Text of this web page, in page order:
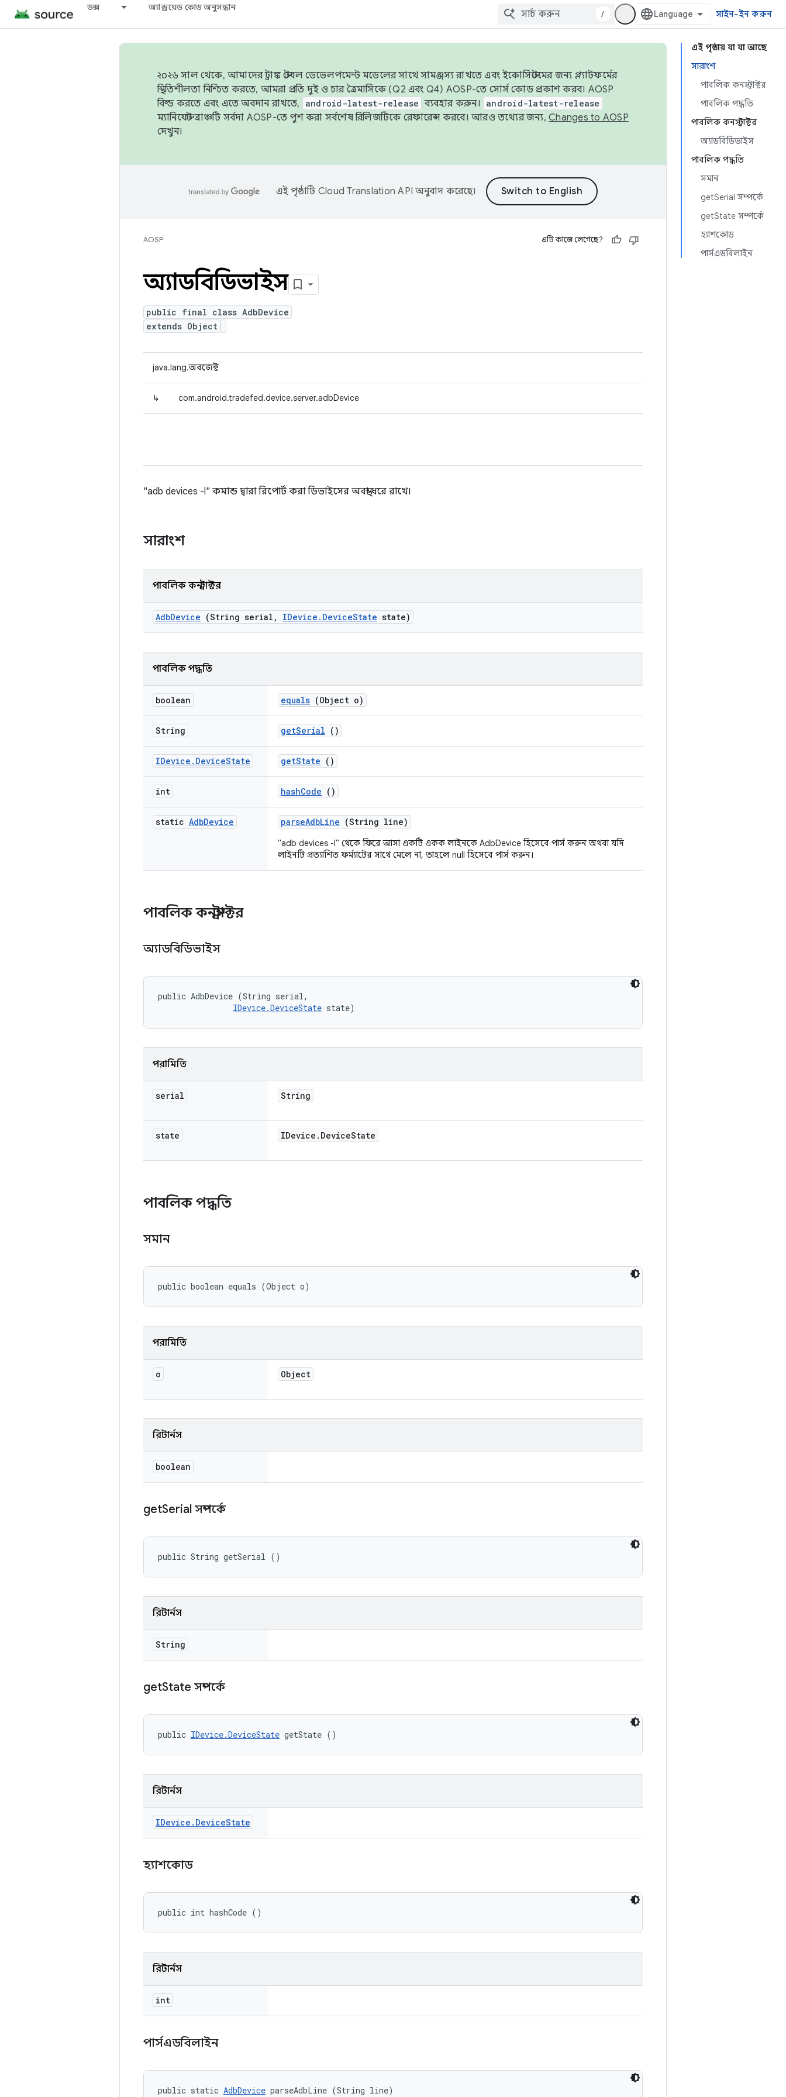
ডক্স অ্যান্ড্রয়েড কোড অনুসন্ধান
/ সাইন-ইন করুন
এই পৃষ্ঠায় যা যা আছে
সারাংশ
পাবলিক কনস্ট্রাক্টর
পাবলিক পদ্ধতি
পাবলিক কনস্ট্রাক্টর
অ্যাডবিডিভাইস
পাবলিক পদ্ধতি
সমান
getSerial সম্পর্কে
getState সম্পর্কে
হ্যাশকোড
পার্সএডবিলাইন
২০২৬ সাল থেকে, আমাদের ট্রাঙ্ক স্টেবল ডেভেলপমেন্ট মডেলের সাথে সামঞ্জস্য রাখতে এবং ইকোসিস্টেমের জন্য প্ল্যাটফর্মের
স্থিতিশীলতা নিশ্চিত করতে, আমরা প্রতি দুই ও চার ত্রৈমাসিকে (Q2 এবং Q4) AOSP-তে সোর্স কোড প্রকাশ করব। AOSP
বিল্ড করতে এবং এতে অবদান রাখতে,
android-latest-release ব্যবহার করুন। android-latest-release
ম্যানিফেস্ট ব্রাঞ্চটি সর্বদা AOSP-তে পুশ করা সর্বশেষ রিলিজটিকে রেফারেন্স করবে। আরও তথ্যের জন্য, Changes to AOSP
দেখুন।
এই পৃষ্ঠাটি Cloud Translation API অনুবাদ করেছে।
AOSP এটি কাজে লেগেছে?
অ্যাডবিডিভাইস
public final class AdbDevice
extends Object
java.lang.অবজেক্ট
↳ com.android.tradefed.device.server.adbDevice
"adb devices -l" কমান্ড দ্বারা রিপোর্ট করা ডিভাইসের অবস্থা ধরে রাখে।
সারাংশ
পাবলিক কনস্ট্রাক্টর
AdbDevice (String serial , IDevice . DeviceState state)
পাবলিক পদ্ধতি
boolean equals (Object o)
String getSerial ()
IDevice . DeviceState getState ()
int hashCode ()
static AdbDevice parseAdbLine (String line)
"adb devices -l" থেকে ফিরে আসা একটি একক লাইনকে AdbDevice হিসেবে পার্স করুন অথবা যদি
লাইনটি প্রত্যাশিত ফর্ম্যাটের সাথে মেলে না, তাহলে null হিসেবে পার্স করুন।
পাবলিক কনস্ট্রাক্টর
অ্যাডবিডিভাইস
public AdbDevice (String serial,
IDevice.DeviceState state)
পরামিতি
serial String
state IDevice . DeviceState
পাবলিক পদ্ধতি
সমান
public boolean equals (Object o)
পরামিতি
o Object
রিটার্নস
boolean
getSerial সম্পর্কে
public String getSerial ()
রিটার্নস
String
getState সম্পর্কে
public IDevice.DeviceState getState ()
রিটার্নস
IDevice . DeviceState
হ্যাশকোড
public int hashCode ()
রিটার্নস
int
পার্সএডবিলাইন
public static AdbDevice parseAdbLine (String line)